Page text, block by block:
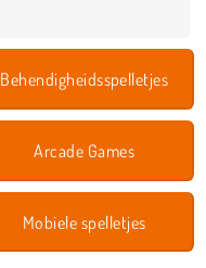
Behendigheidsspelletjes
Arcade Games
Mobiele spelletjes